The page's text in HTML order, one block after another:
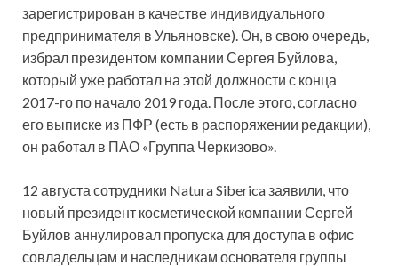
зарегистрирован в качестве индивидуального
предпринимателя в Ульяновске). Он, в свою очередь,
избрал президентом компании Сергея Буйлова,
который уже работал на этой должности с конца
2017-го по начало 2019 года. После этого, согласно
его выписке из ПФР (есть в распоряжении редакции),
он работал в ПАО «Группа Черкизово».
12 августа сотрудники Natura Siberica заявили, что
новый президент косметической компании Сергей
Буйлов аннулировал пропуска для доступа в офис
совладельцам и наследникам основателя группы